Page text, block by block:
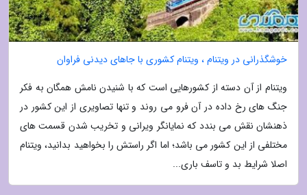
خوشگذرانی در ویتنام ، ویتنام کشوری با جاهای دیدنی فراوان
ویتنام از آن دسته از کشورهایی است که با شنیدن نامش همگان به فکر
جنگ های رخ داده در آن فرو می روند و تنها تصاویری از این کشور در
ذهنشان نقش می بندد که نمایانگر ویرانی و تخریب شدن قسمت های
مختلفی از این کشور می باشد؛ اما اگر راستش را بخواهید بدانید، ویتنام
اصلا شرایط بد و تاسف باری...